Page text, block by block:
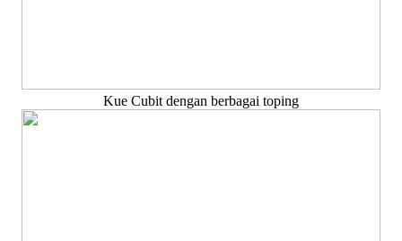
Kue Cubit dengan berbagai toping